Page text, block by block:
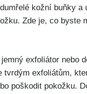
kožní ⁤buňky a
Zde je, ‍co​ byste
exfoliátor nebo
tvrdým exfoliátům,
poškodit pokožku.